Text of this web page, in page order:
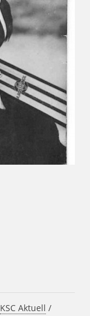
KSC Aktuell /